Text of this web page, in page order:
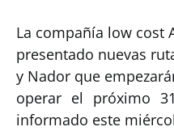
La compañía low cost
presentado nuevas
y Nador que
operar el próximo
informado este